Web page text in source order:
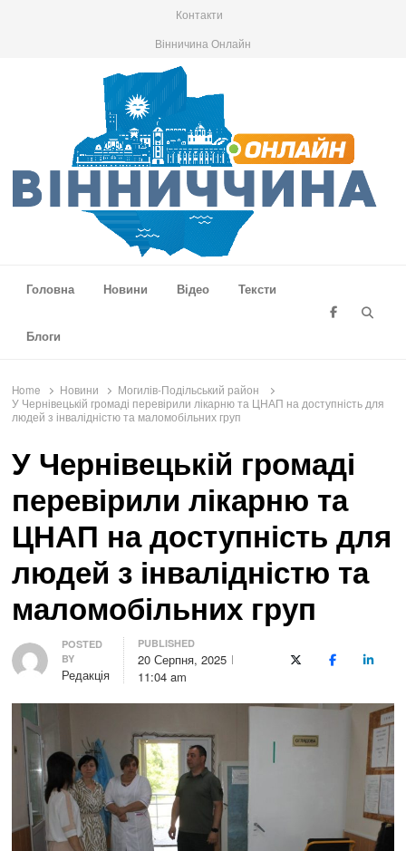
Контакти
Вінничина Онлайн
Головна
Новини Відео Тексти
Блоги
Home Новини
Могилів-Подільський район
У Чернівецькій громаді перевірили лікарню та ЦНАП на доступність для
людей з інвалідністю та маломобільних груп
У Чернівецькій громаді
перевірили лікарню та
ЦНАП на доступність для
людей з інвалідністю та
маломобільних груп
Author
POSTED
BY
Редакція
PUBLISHED
20 Серпня, 2025
11:04 am
X (Twitter)Facebook